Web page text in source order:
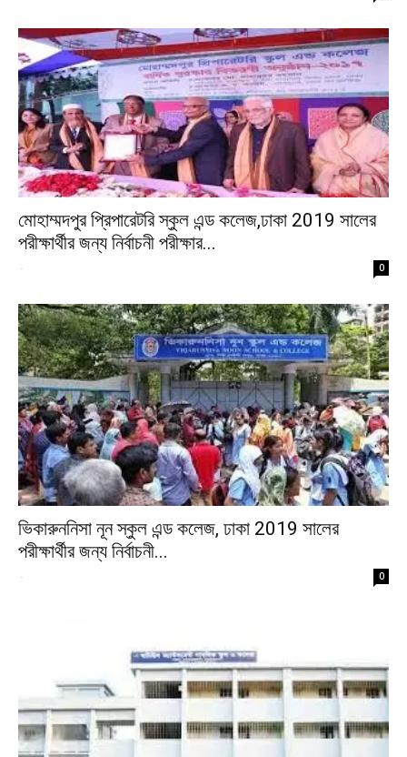
মোহাম্মদপুর প্রিপারেটরি স্কুল এন্ড কলেজ,ঢাকা 2019 সালের
পরীক্ষার্থীর জন্য নির্বাচনী পরীক্ষার...
- 0
ভিকারুননিসা নূন স্কুল এন্ড কলেজ, ঢাকা 2019 সালের
পরীক্ষার্থীর জন্য নির্বাচনী...
- 0